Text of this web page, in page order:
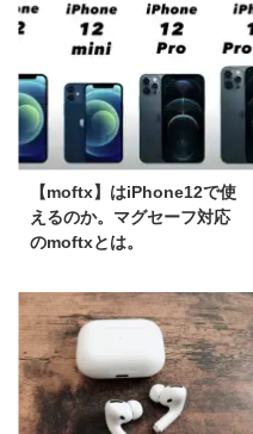
【moftx】はiPhone12で使
えるのか。マグセーフ対応
のmoftxとは。